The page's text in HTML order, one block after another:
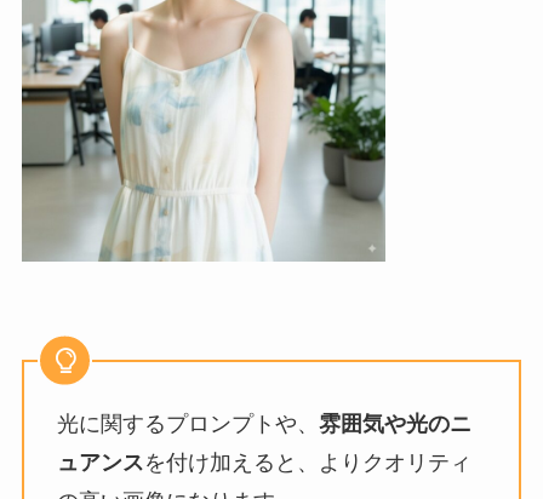
光に関するプロンプトや、 雰囲気や光のニ
ュアンスを付け加えると、よりクオリティ